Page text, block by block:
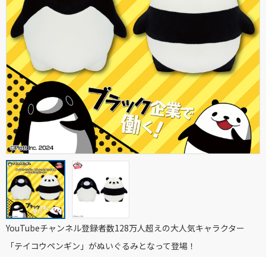
YouTubeチャンネル登録者数128万人超えの大人気キャラクター
「テイコウペンギン」がぬいぐるみとなって登場！